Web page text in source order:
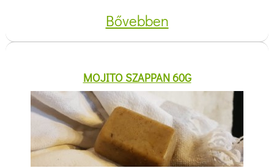
Bővebben
MOJITO SZAPPAN 60G